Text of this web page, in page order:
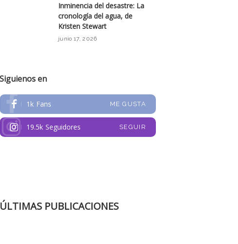
Inminencia del desastre: La
cronología del agua, de
Kristen Stewart
junio 17, 2026
Siguienos en
1k Fans ME GUSTA
19.5k Seguidores SEGUIR
ÚLTIMAS PUBLICACIONES